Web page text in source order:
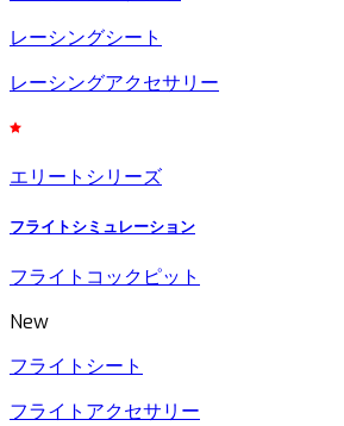
レーシングシート
レーシングアクセサリー
エリートシリーズ
フライトシミュレーション
フライトコックピット
New
フライトシート
フライトアクセサリー